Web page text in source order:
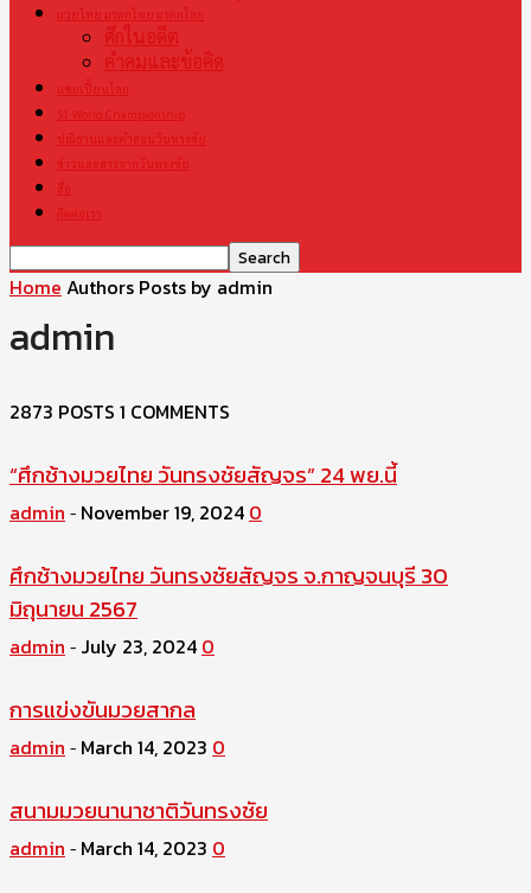
มวยไทย มรดกไทย มรดกโลก
ศึกในอดีต
คำคมและข้อคิด
แชมเปี้ยนโลก
S1 World Championship
ปณิธานและคำสอนวันทรงชัย
ข่าวและสารจากวันทรงชัย
สื่อ
ติดต่อเรา
Home Authors Posts by admin
admin
2873 POSTS 1 COMMENTS
“ศึกช้างมวยไทย วันทรงชัยสัญจร” 24 พย.นี้
admin - November 19, 2024 0
ศึกช้างมวยไทย วันทรงชัยสัญจร จ.กาญจนบุรี 30
มิถุนายน 2567
admin - July 23, 2024 0
การแข่งขันมวยสากล
admin - March 14, 2023 0
สนามมวยนานาชาติวันทรงชัย
admin - March 14, 2023 0